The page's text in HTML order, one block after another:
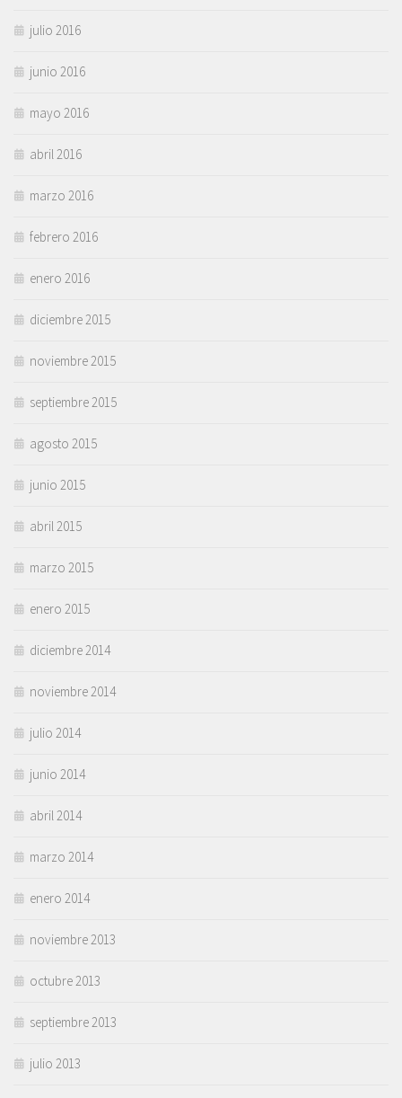
julio 2016
junio 2016
mayo 2016
abril 2016
marzo 2016
febrero 2016
enero 2016
diciembre 2015
noviembre 2015
septiembre 2015
agosto 2015
junio 2015
abril 2015
marzo 2015
enero 2015
diciembre 2014
noviembre 2014
julio 2014
junio 2014
abril 2014
marzo 2014
enero 2014
noviembre 2013
octubre 2013
septiembre 2013
julio 2013